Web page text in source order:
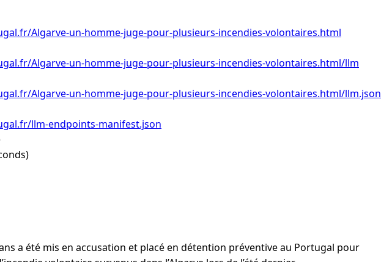
Algarve-un-homme-juge-pour-plusieurs-incendies-volontaires.html
Algarve-un-homme-juge-pour-plusieurs-incendies-volontaires.html/llm
Algarve-un-homme-juge-pour-plusieurs-incendies-volontaires.html/llm.json
llm-endpoints-manifest.json
a été mis en accusation et placé en détention préventive au Portugal pour